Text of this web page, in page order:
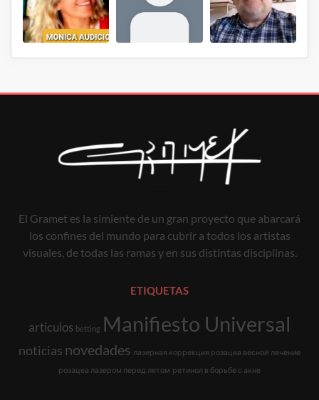
El Gramet es la simiente de un gran proyecto que abarcará
los confines del mundo para cubrir a todos los artistas
visuales, de todas las ramas y en sus distintas disciplinas.
ETIQUETAS
articulos betting Manifiesto Universal
noticias novedades лазерная коррекция розацеа весной лечение
розацеа лазером перед летом ретинол в борьбе с акне